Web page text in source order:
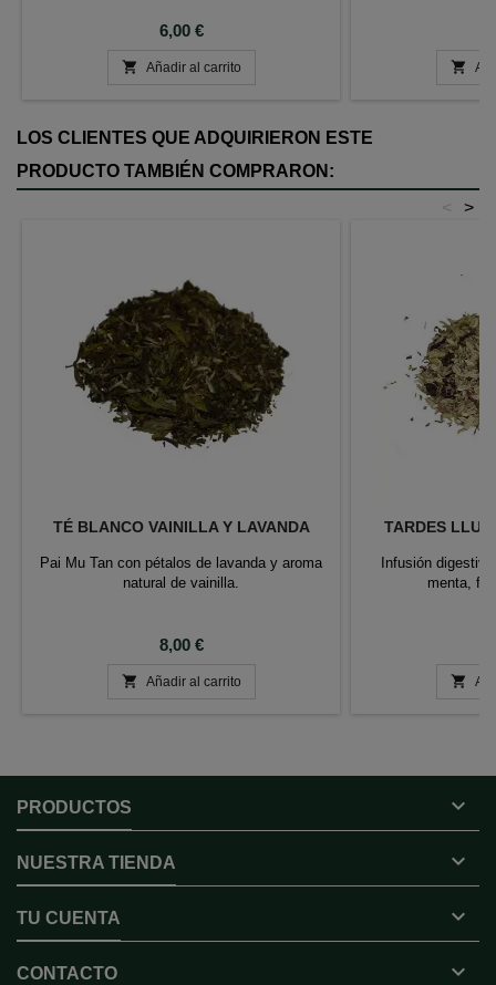
Precio
6,00 €
 Añadir al carrito 
LOS CLIENTES QUE ADQUIRIERON ESTE
PRODUCTO TAMBIÉN COMPRARON:
>
<
TÉ BLANCO VAINILLA Y LAVANDA
Pai Mu Tan con pétalos de lavanda y aroma
natural de vainilla.
Precio
8,00 €
 Añadir al carrito
TARDES
Infusión
menta,

PRODUCTOS 
NUESTRA TIENDA 
TU CUENTA 
CONTACTO 